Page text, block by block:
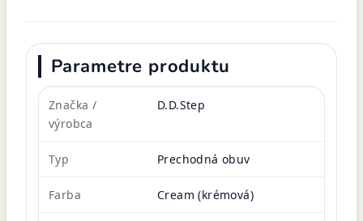
Parametre produktu
Značka /
výrobca
D.D.Step
Typ Prechodná obuv
Farba Cream (krémová)